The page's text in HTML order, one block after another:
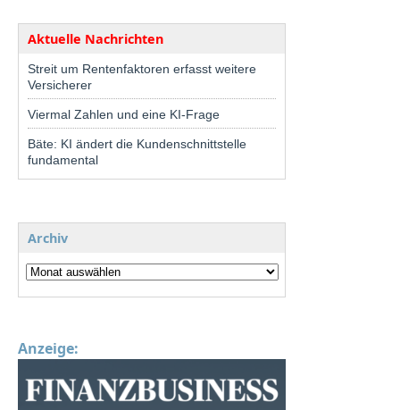
Aktuelle Nachrichten
Streit um Rentenfaktoren erfasst weitere
Versicherer
Viermal Zahlen und eine KI-Frage
Bäte: KI ändert die Kundenschnittstelle
fundamental
Archiv
Anzeige: